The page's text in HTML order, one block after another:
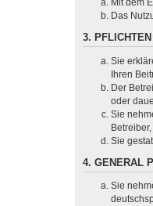
Mit dem
Das
3.
Sie
Ihren
Der
oder
Sie
Sie
4. GENERAL
Sie